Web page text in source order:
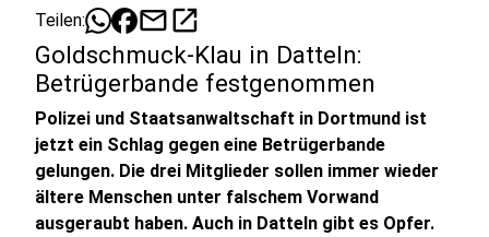
Teilen: mailopen_in_new
Goldschmuck-Klau in Datteln:
Betrügerbande festgenommen
Polizei und Staatsanwaltschaft in Dortmund ist
jetzt ein Schlag gegen eine Betrügerbande
gelungen. Die drei Mitglieder sollen immer wieder
ältere Menschen unter falschem Vorwand
ausgeraubt haben. Auch in Datteln gibt es Opfer.